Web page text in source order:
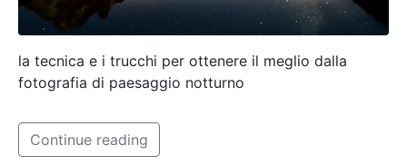
la tecnica e i trucchi per ottenere il meglio dalla
fotografia di paesaggio notturno
Continue reading